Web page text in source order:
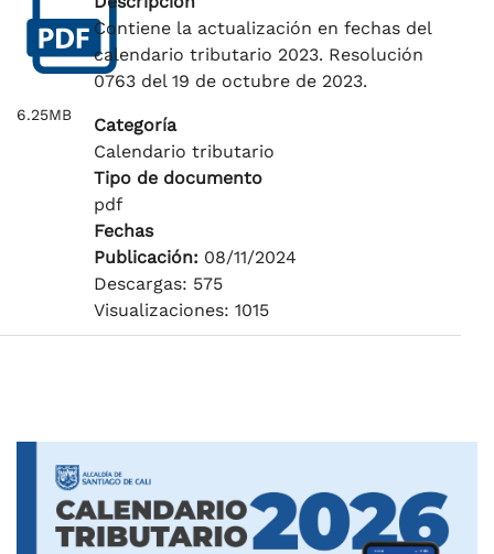
6.25MB
Contiene la actualización en fechas del
calendario tributario 2023. Resolución
0763 del 19 de octubre de 2023.
Categoría
Calendario tributario
Tipo de documento
pdf
Fechas
Publicación: 08/11/2024
Descargas: 575
Visualizaciones: 1015